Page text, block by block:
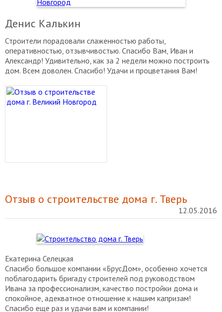
Денис Калькин
Строители порадовали слаженностью работы,
оперативностью, отзывчивостью. Спасибо Вам, Иван и
Александр! Удивительно, как за 2 недели можно построить
дом. Всем доволен. Спасибо! Удачи и процветания Вам!
Отзыв о строительстве дома г. Тверь
12.05.2016
Екатерина Селецкая
Спасибо большое компании «БрусДом», особенно хочется
поблагодарить бригаду строителей под руководством
Ивана за профессионализм, качество постройки дома и
спокойное, адекватное отношение к нашим капризам!
Спасибо еще раз и удачи вам и компании!